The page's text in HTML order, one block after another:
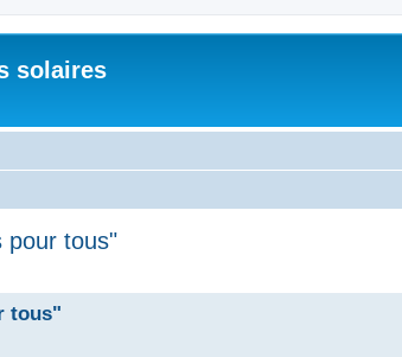
solaires
pour tous"
tous"